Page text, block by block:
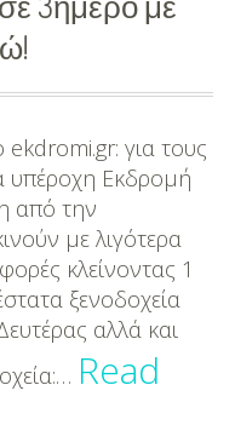
για τους
υπέροχη Εκδρομή
από την
με λιγότερα
κλείνοντας 1
ξενοδοχεία
αλλά και
Read